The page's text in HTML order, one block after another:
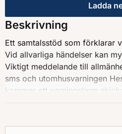
Ladda
Beskrivning
Ett samtalsstöd som förklarar
Vid allvarliga händelser kan
Viktigt meddelande till
sms och utomhusvarningen
kommer ett varningslarm